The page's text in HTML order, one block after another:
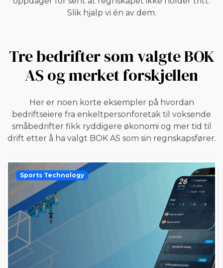
Slik hjalp vi én av dem.
Tre bedrifter som valgte BOK
AS og merket forskjellen
Her er noen korte eksempler på hvordan
bedriftseiere fra enkeltpersonforetak til voksende
småbedrifter fikk ryddigere økonomi og mer tid til
drift etter å ha valgt BOK AS som sin regnskapsfører.
Sports Technology